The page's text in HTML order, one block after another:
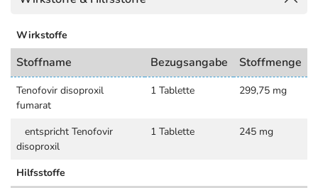
Wirkstoffe
Stoffname Bezugsangabe Stoffmenge
Tenofovir disoproxil
fumarat
1 Tablette 299,75 mg
entspricht Tenofovir
disoproxil
1 Tablette 245 mg
Hilfsstoffe